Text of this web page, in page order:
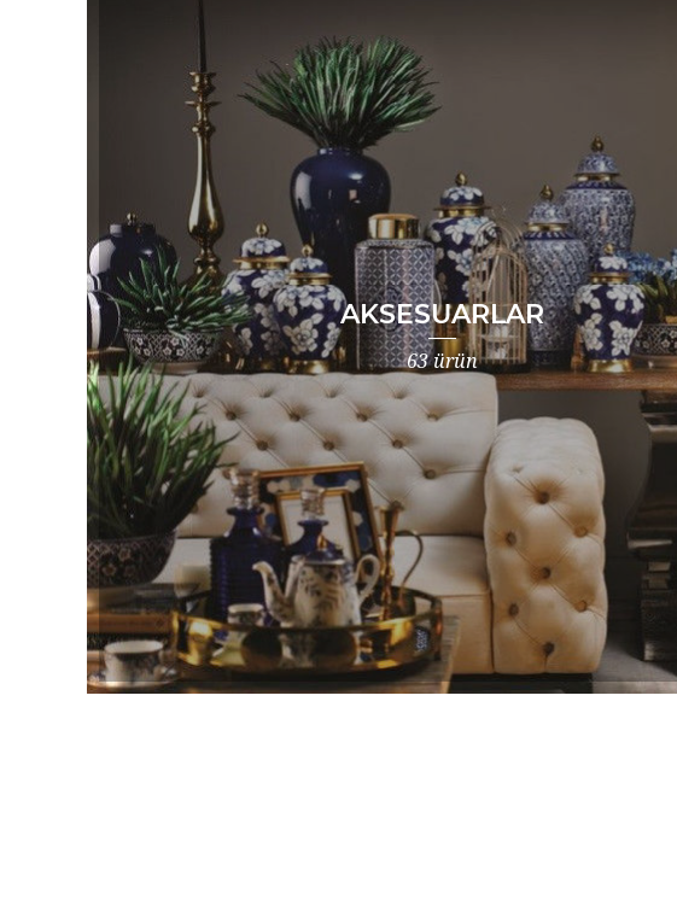
AKSESUARLAR
63 ürün